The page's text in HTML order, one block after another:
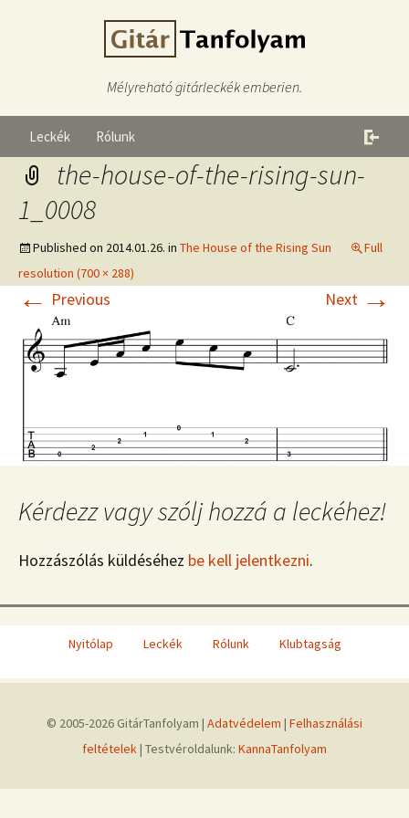
Mélyreható gitárleckék emberien.
Leckék Rólunk
the-house-of-the-rising-sun-
1_0008
Published on 2014.01.26. in The House of the Rising Sun
Full
resolution (700 × 288)
← Previous Next →
Kérdezz vagy szólj hozzá a leckéhez!
Hozzászólás küldéséhez be kell jelentkezni.
Nyitólap Leckék Rólunk Klubtagság
© 2005-2026 GitárTanfolyam | Adatvédelem | Felhasználási
feltételek| Testvéroldalunk: KannaTanfolyam